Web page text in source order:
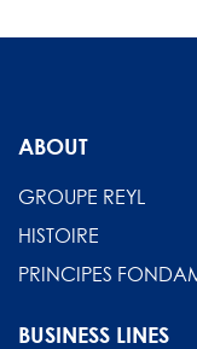
ABOUT
GROUPE REYL
HISTOIRE
PRINCIPES
BUSINESS LINES